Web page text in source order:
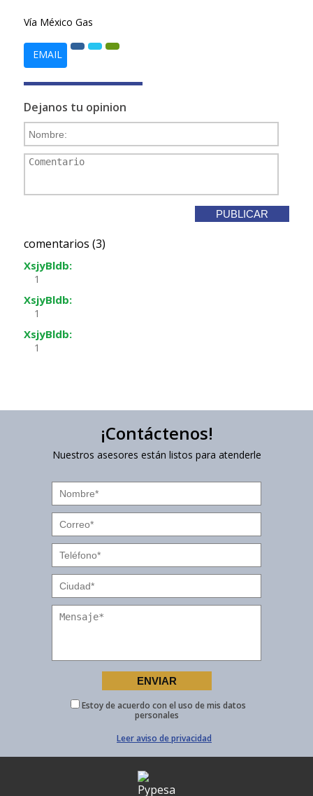
Vía México Gas
EMAIL
Dejanos tu opinion
comentarios (3)
XsjyBldb:
1
XsjyBldb:
1
XsjyBldb:
1
¡Contáctenos!
Nuestros asesores están listos para atenderle
Estoy de acuerdo con el uso de mis datos
personales
Leer aviso de privacidad